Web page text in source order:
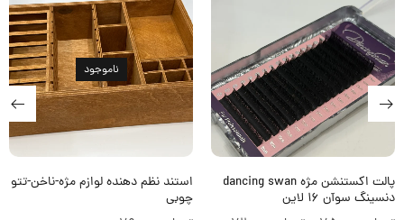
ناموجود
استند نظم دهنده لوازم مژه-ناخن-تتو
چوبی
ناموجود
پالت اکستنشن مژه ilash میکس
آیلش 16 لاین